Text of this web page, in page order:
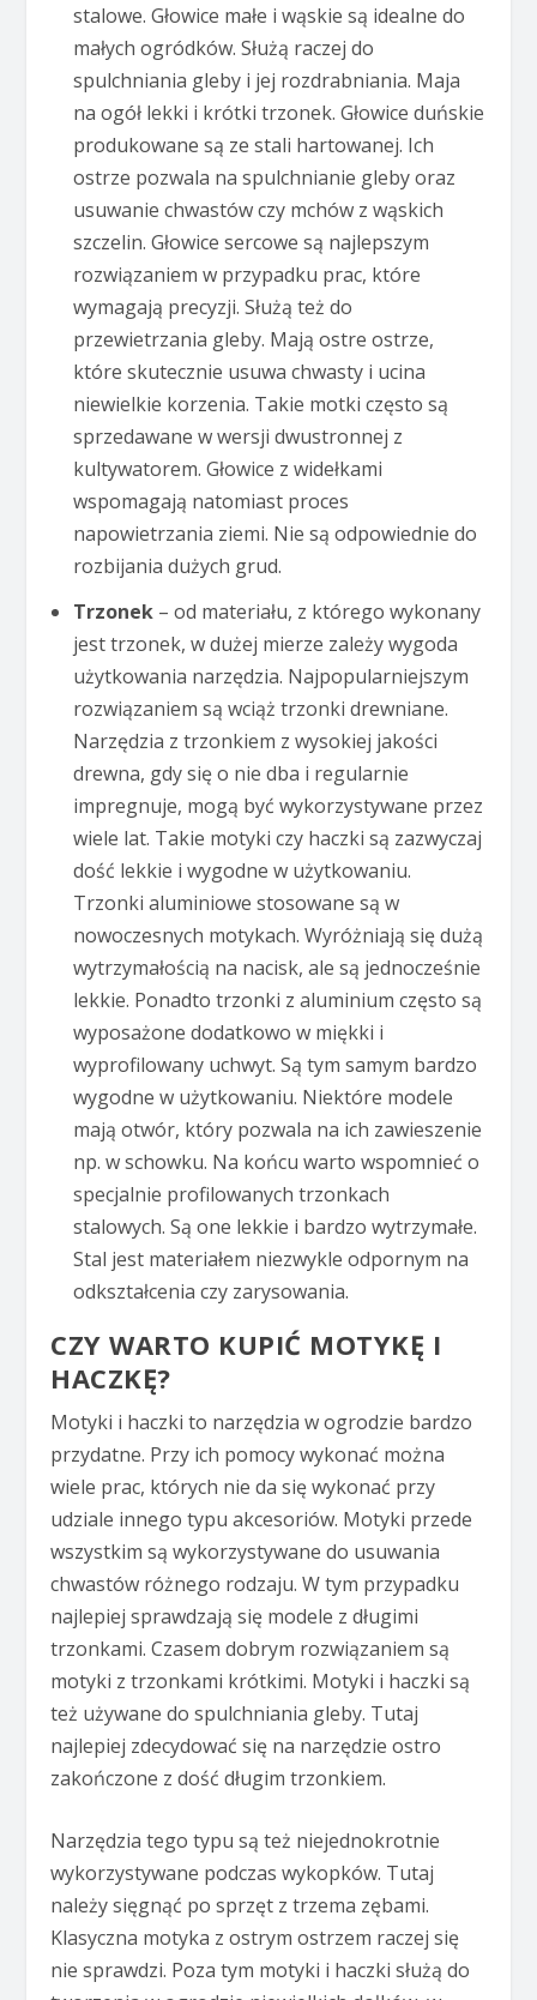
stalowe. Głowice małe i wąskie są idealne do
małych ogródków. Służą raczej do
spulchniania gleby i jej rozdrabniania. Maja
na ogół lekki i krótki trzonek. Głowice duńskie
produkowane są ze stali hartowanej. Ich
ostrze pozwala na spulchnianie gleby oraz
usuwanie chwastów czy mchów z wąskich
szczelin. Głowice sercowe są najlepszym
rozwiązaniem w przypadku prac, które
wymagają precyzji. Służą też do
przewietrzania gleby. Mają ostre ostrze,
które skutecznie usuwa chwasty i ucina
niewielkie korzenia. Takie motki często są
sprzedawane w wersji dwustronnej z
kultywatorem. Głowice z widełkami
wspomagają natomiast proces
napowietrzania ziemi. Nie są odpowiednie do
rozbijania dużych grud.
Trzonek– od materiału, z którego wykonany
jest trzonek, w dużej mierze zależy wygoda
użytkowania narzędzia. Najpopularniejszym
rozwiązaniem są wciąż trzonki drewniane.
Narzędzia z trzonkiem z wysokiej jakości
drewna, gdy się o nie dba i regularnie
impregnuje, mogą być wykorzystywane przez
wiele lat. Takie motyki czy haczki są zazwyczaj
dość lekkie i wygodne w użytkowaniu.
Trzonki aluminiowe stosowane są w
nowoczesnych motykach. Wyróżniają się dużą
wytrzymałością na nacisk, ale są jednocześnie
lekkie. Ponadto trzonki z aluminium często są
wyposażone dodatkowo w miękki i
wyprofilowany uchwyt. Są tym samym bardzo
wygodne w użytkowaniu. Niektóre modele
mają otwór, który pozwala na ich zawieszenie
np. w schowku. Na końcu warto wspomnieć o
specjalnie profilowanych trzonkach
stalowych. Są one lekkie i bardzo wytrzymałe.
Stal jest materiałem niezwykle odpornym na
odkształcenia czy zarysowania.
CZY WARTO KUPIĆ MOTYKĘ I
HACZKĘ?
Motyki i haczki to narzędzia w ogrodzie bardzo
przydatne. Przy ich pomocy wykonać można
wiele prac, których nie da się wykonać przy
udziale innego typu akcesoriów. Motyki przede
wszystkim są wykorzystywane do usuwania
chwastów różnego rodzaju. W tym przypadku
najlepiej sprawdzają się modele z długimi
trzonkami. Czasem dobrym rozwiązaniem są
motyki z trzonkami krótkimi. Motyki i haczki są
też używane do spulchniania gleby. Tutaj
najlepiej zdecydować się na narzędzie ostro
zakończone z dość długim trzonkiem.
Narzędzia tego typu są też niejednokrotnie
wykorzystywane podczas wykopków. Tutaj
należy sięgnąć po sprzęt z trzema zębami.
Klasyczna motyka z ostrym ostrzem raczej się
nie sprawdzi. Poza tym motyki i haczki służą do